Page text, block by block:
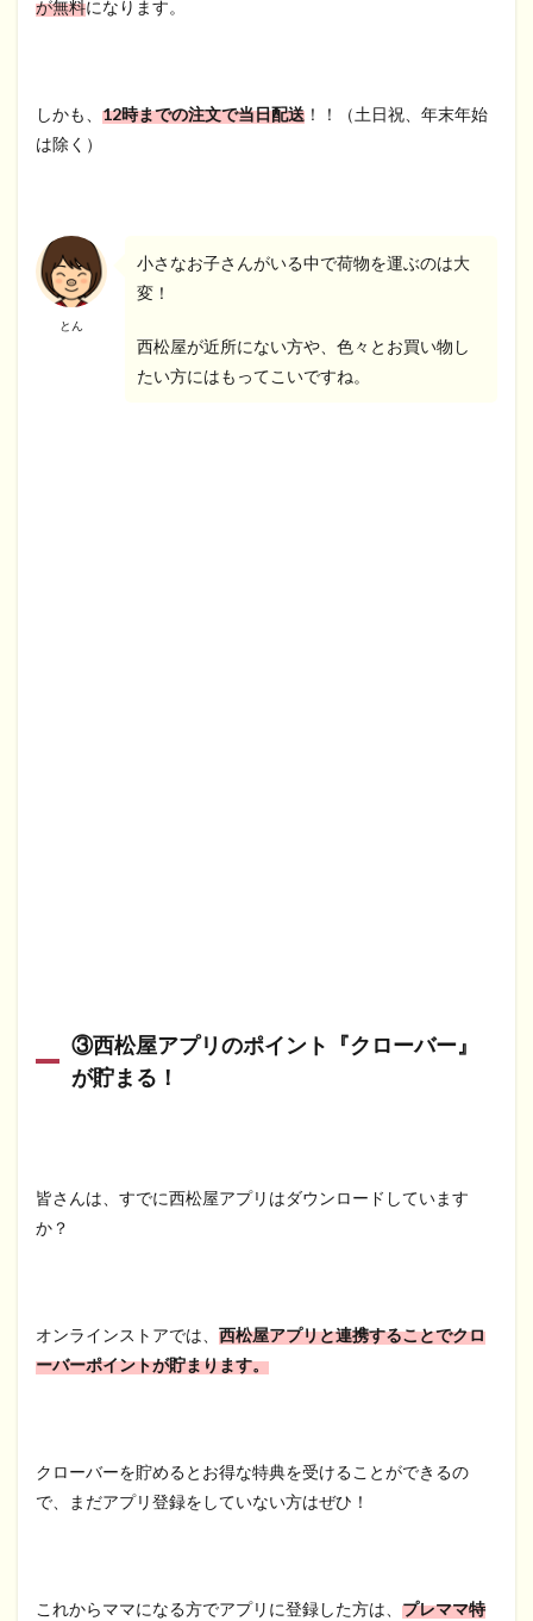
が無料になります。
しかも、 12時までの注文で当日配送 ！！（土日祝、年末年始
は除く）
とん
小さなお子さんがいる中で荷物を運ぶのは大
変！
西松屋が近所にない方や、色々とお買い物し
たい方にはもってこいですね。
③西松屋アプリのポイント『クローバー』
が貯まる！
皆さんは、すでに西松屋アプリはダウンロードしています
か？
オンラインストアでは、 西松屋アプリと連携することでクロ
ーバーポイントが貯まります。
クローバーを貯めるとお得な特典を受けることができるの
で、まだアプリ登録をしていない方はぜひ！
これからママになる方でアプリに登録した方は、 プレママ特